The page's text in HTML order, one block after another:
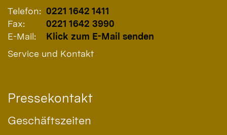
Telefon: 0221 1642 1411
Fax:
0221 1642 3990
E-Mail:
Klick zum E-Mail senden
Service und Kontakt
Pressekontakt
Geschäftszeiten